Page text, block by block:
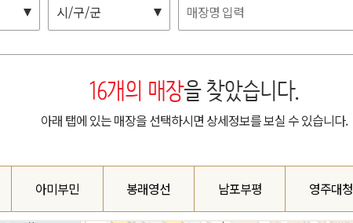
시/구/군
16개의 매장을 찾았습니다.
아래 탭에 있는 매장을 선택하시면 상세정보를 보실 수 있습니다.
아미부민 봉래영선 남포부평 영주대청